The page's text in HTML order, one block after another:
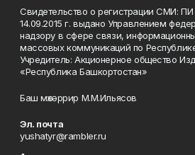
Свидетельство о регистрации СМИ:
14.09.2015 г. выдано Управлением
надзору в сфере связи,
массовых коммуникаций по
Учредитель: Акционерное общество
«Республика Башкортостан»
Баш мөхәррир М.М.Ильясов
Эл. почта
yushatyr@rambler.ru